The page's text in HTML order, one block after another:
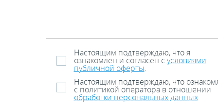
Настоящим подтверждаю, что я
ознакомлен и согласен с условиями
публичной оферты.
Настоящим подтверждаю, что
с политикой оператора в отношении
обработки персональных данных